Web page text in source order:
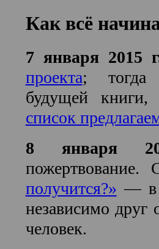
Как всё
7 января 2015
проекта;
будущей книги,
список
8 января
пожертвование.
получится?» — в
независимо друг
человек.